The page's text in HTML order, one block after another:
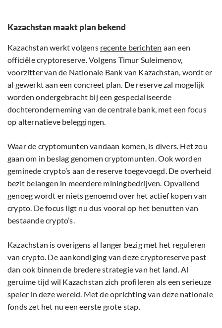
Kazachstan maakt plan bekend
Kazachstan werkt volgens recente berichten aan een
officiële cryptoreserve. Volgens Timur Suleimenov,
voorzitter van de Nationale Bank van Kazachstan, wordt er
al gewerkt aan een concreet plan. De reserve zal mogelijk
worden ondergebracht bij een gespecialiseerde
dochteronderneming van de centrale bank, met een focus
op alternatieve beleggingen.
Waar de cryptomunten vandaan komen, is divers. Het zou
gaan om in beslag genomen cryptomunten. Ook worden
geminede crypto’s aan de reserve toegevoegd. De overheid
bezit belangen in meerdere miningbedrijven. Opvallend
genoeg wordt er niets genoemd over het actief kopen van
crypto. De focus ligt nu dus vooral op het benutten van
bestaande crypto’s.
Kazachstan is overigens al langer bezig met het reguleren
van crypto. De aankondiging van deze cryptoreserve past
dan ook binnen de bredere strategie van het land. Al
geruime tijd wil Kazachstan zich profileren als een serieuze
speler in deze wereld. Met de oprichting van deze nationale
fonds zet het nu een eerste grote stap.